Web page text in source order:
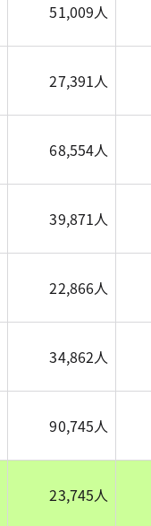
51,009人
27,391人
68,554人
39,871人
22,866人
34,862人
90,745人
23,745人